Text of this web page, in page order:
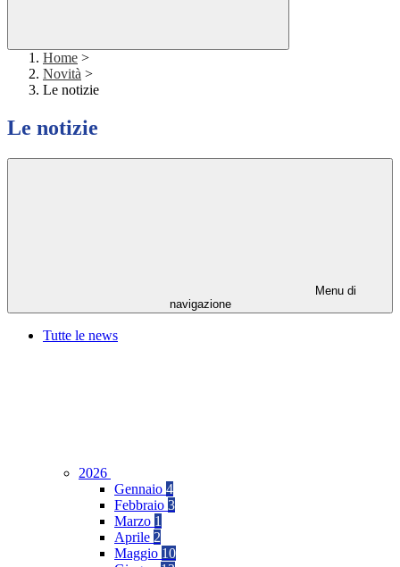
Home >
Novità >
Le notizie
Le notizie
Menu di
navigazione
Tutte le news
2026
Gennaio 4
Febbraio 3
Marzo 1
Aprile 2
Maggio 10